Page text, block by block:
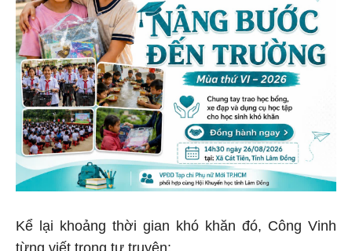
Kể lại khoảng thời gian khó khăn đó, Công Vinh
từng viết trong tự truyện: